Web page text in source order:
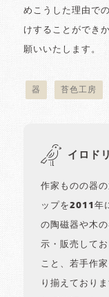
めこうした理由で
けすることができ
願いいたします。
器 苔色工房
イロド
作家ものの器
ップを2011年
の陶磁器や木
示・販売して
こと、若手作
り揃えており